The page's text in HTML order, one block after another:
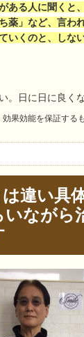
ある人に聞くと
薬」など、言わ
いくのと、しな
日に日に良くな
果効能を保証する
違い具
ながら